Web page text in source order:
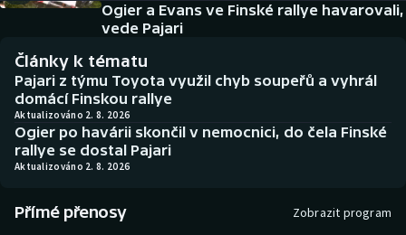
Americký fotbal
Baseball a softbal
Basketbal
Biatlon
NEPŘEHLÉDNĚTE
Soutěže
Historické návraty
Aplikace ČT sport
Ogier a Evans ve Finské rallye havarovali,
vede Pajari
Články k tématu
Pajari z týmu Toyota využil chyb soupeřů a vyhrál
domácí Finskou rallye
Aktualizováno 2. 8. 2026
Ogier po havárii skončil v nemocnici, do čela Finské
rallye se dostal Pajari
Aktualizováno 2. 8. 2026
Přímé přenosy Zobrazit program